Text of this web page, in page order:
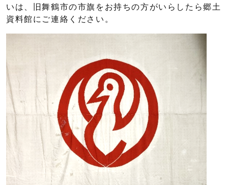
いは、旧舞鶴市の市旗をお持ちの方がいらしたら郷土
資料館にご連絡ください。